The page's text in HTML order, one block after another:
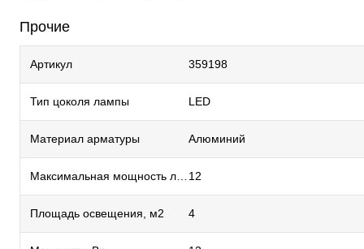
Прочие
Артикул 359198
Тип цоколя лампы LED
Материал арматуры Алюминий
12
Площадь освещения, м2 4